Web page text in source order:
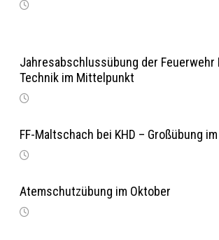
Jahresabschlussübung der Feuerwehr
Technik im Mittelpunkt
FF-Maltschach bei KHD – Großübung
Atemschutzübung im Oktober